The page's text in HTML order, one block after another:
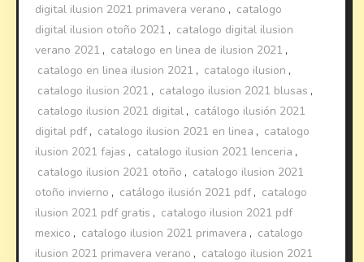
digital ilusion 2021 primavera verano , catalogo
digital ilusion otoño 2021 , catalogo digital ilusion
verano 2021 , catalogo en linea de ilusion 2021 ,
catalogo en linea ilusion 2021 , catalogo ilusion ,
catalogo ilusion 2021 , catalogo ilusion 2021 blusas ,
catalogo ilusion 2021 digital , catálogo ilusión 2021
digital pdf , catalogo ilusion 2021 en linea , catalogo
ilusion 2021 fajas , catalogo ilusion 2021 lenceria ,
catalogo ilusion 2021 otoño , catalogo ilusion 2021
otoño invierno , catálogo ilusión 2021 pdf , catalogo
ilusion 2021 pdf gratis , catalogo ilusion 2021 pdf
mexico , catalogo ilusion 2021 primavera , catalogo
ilusion 2021 primavera verano , catalogo ilusion 2021